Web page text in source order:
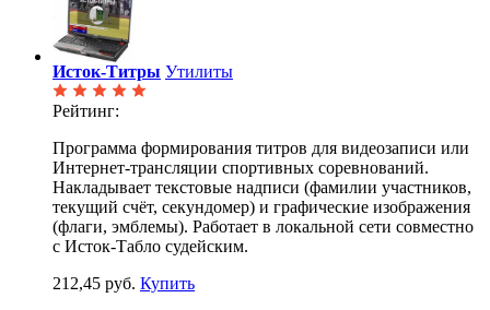
Исток-Титры Утилиты
Рейтинг:
Программа формирования титров для видеозаписи или
Интернет-трансляции спортивных соревнований.
Накладывает текстовые надписи (фамилии участников,
текущий счёт, секундомер) и графические изображения
(флаги, эмблемы). Работает в локальной сети совместно
с Исток-Табло судейским.
212,45 руб. Купить